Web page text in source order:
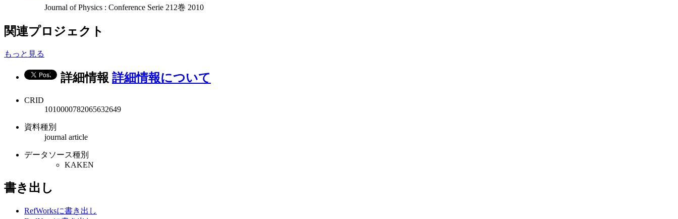
Journal of Physics : Conference Serie 212巻 2010
関連プロジェクト
もっと見る
詳細情報 詳細情報について
CRID
1010000782065632649
資料種別
journal article
データソース種別
KAKEN
書き出し
RefWorksに書き出し